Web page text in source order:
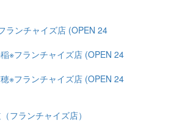
ランチャイズ店 (OPEN 24
※フランチャイズ店 (OPEN 24
※フランチャイズ店 (OPEN 24
フランチャイズ店）